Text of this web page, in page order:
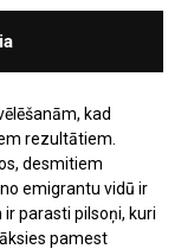
kad
rezultātiem.
desmitiem
emigrantu vidū ir
parasti pilsoņi, kuri
pamest